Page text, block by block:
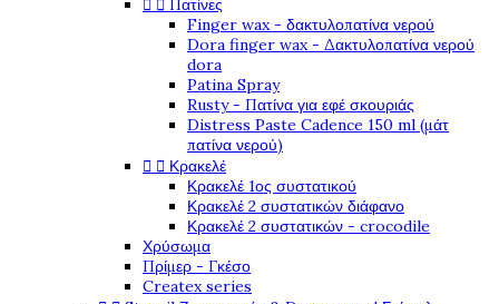
  Πατίνες
Finger wax - δακτυλοπατίνα νερού
Dora finger wax - Δακτυλοπατίνα νερού
dora
Patina Spray
Rusty - Πατίνα για εφέ σκουριάς
Distress Paste Cadence 150 ml (μάτ
πατίνα νερού)
  Κρακελέ
Κρακελέ 1ος συστατικού
Κρακελέ 2 συστατικών διάφανο
Κρακελέ 2 συστατικών - crocodile
Χρύσωμα
Πρίμερ - Γκέσο
Createx series